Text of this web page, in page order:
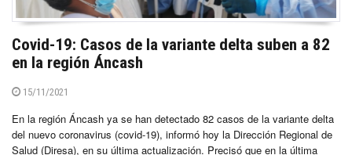
Covid-19: Casos de la variante delta suben a 82
en la región Áncash
15/11/2021
En la región Áncash ya se han detectado 82 casos de la variante delta
del nuevo coronavirus (covid-19), informó hoy la Dirección Regional de
Salud (Diresa), en su última actualización. Precisó que en la última